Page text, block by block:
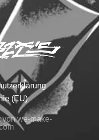
(EU)
we-make-